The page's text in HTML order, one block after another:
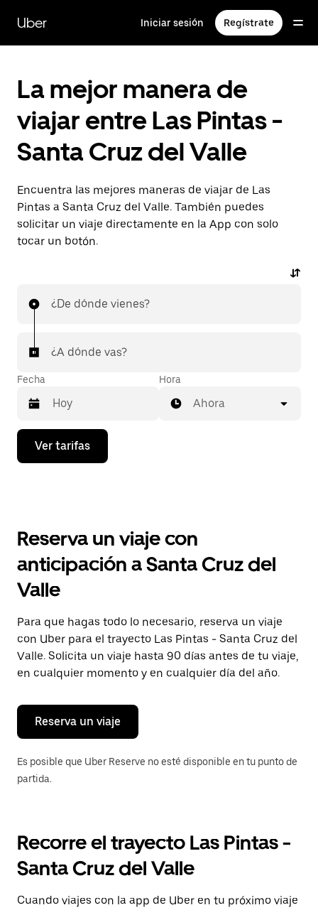
contenido
principal
Uber Iniciar sesión Regístrate
La mejor manera de
viajar entre Las Pintas -
Santa Cruz del Valle
Encuentra las mejores maneras de viajar de Las
Pintas a Santa Cruz del Valle. También puedes
solicitar un viaje directamente en la App con solo
tocar un botón.
¿De dónde vienes?
¿A dónde vas?
Fecha
Presiona
flecha
el
y
selecciona
una
Presiona
la
tecla Esc
para
cerrar
el
Hora
Ahora
Ver tarifas
Reserva un viaje con
anticipación a Santa Cruz del
Valle
Para que hagas todo lo necesario, reserva un viaje
con Uber para el trayecto Las Pintas - Santa Cruz del
Valle. Solicita un viaje hasta 90 días antes de tu viaje,
en cualquier momento y en cualquier día del año.
Reserva un viaje
Es posible que Uber Reserve no esté disponible en tu punto de
partida.
Recorre el trayecto Las Pintas -
Santa Cruz del Valle
Cuando viajes con la app de Uber en tu próximo viaje